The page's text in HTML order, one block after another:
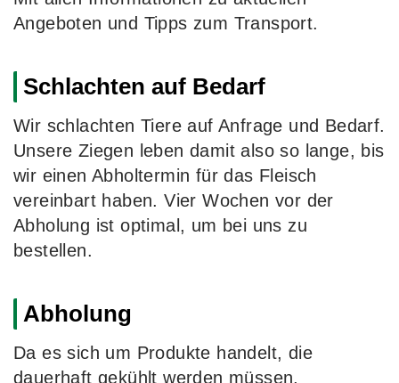
Angeboten und Tipps zum Transport.
Schlachten auf Bedarf
Wir schlachten Tiere auf Anfrage und Bedarf.
Unsere Ziegen leben damit also so lange, bis
wir einen Abholtermin für das Fleisch
vereinbart haben. Vier Wochen vor der
Abholung ist optimal, um bei uns zu
bestellen.
Abholung
Da es sich um Produkte handelt, die
dauerhaft gekühlt werden müssen,